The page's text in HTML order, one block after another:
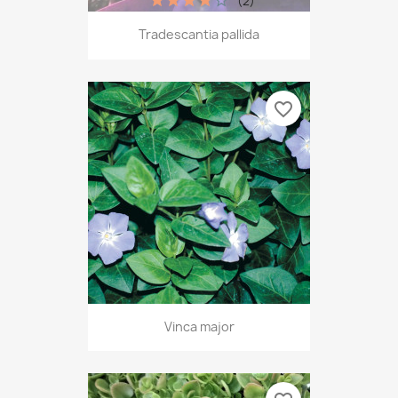
Tradescantia pallida
Vinca major
favorite_border